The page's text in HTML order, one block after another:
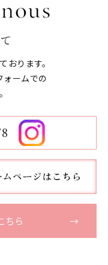
おります。
ォームでの
ちら